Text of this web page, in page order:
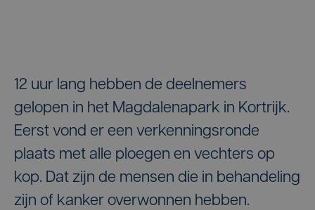
12 uur lang hebben de deelnemers
gelopen in het Magdalenapark in Kortrijk.
Eerst vond er een verkenningsronde
plaats met alle ploegen en vechters op
kop. Dat zijn de mensen die in behandeling
zijn of kanker overwonnen hebben.